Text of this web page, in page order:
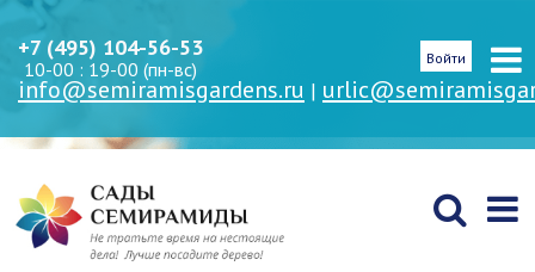
+7 (495) 104-56-53
10-00 : 19-00 (пн-вс)
info@semiramisgardens.ru |
Войти